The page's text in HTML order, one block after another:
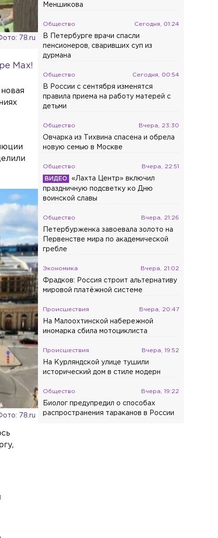
78.ru
Max!
78.ru
Меншикова
Общество Сегодня, 01:24
В Петербурге врачи спасли
пенсионеров, сваривших суп из
дурмана
Общество Сегодня, 00:54
В России с сентября изменятся
правила приема на работу матерей с
детьми
Общество Вчера, 23:30
Овчарка из Тихвина спасена и обрела
новую семью в Москве
Общество Вчера, 22:51
«Лахта Центр» включил
праздничную подсветку ко Дню
воинской славы
Общество Вчера, 21:26
Петербурженка завоевала золото на
Первенстве мира по академической
гребле
Экономика Вчера, 21:02
Фрадков: Россия строит альтернативу
мировой платёжной системе
Происшествия Вчера, 20:47
На Малоохтинской набережной
иномарка сбила мотоциклиста
Происшествия Вчера, 19:52
На Курляндской улице тушили
исторический дом в стиле модерн
Общество Вчера, 19:22
Биолог предупредил о способах
распространения тараканов в России